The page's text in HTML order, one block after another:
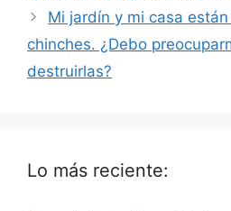
Mi jardín y mi casa
chinches. ¿Debo
destruirlas?
Lo más reciente: